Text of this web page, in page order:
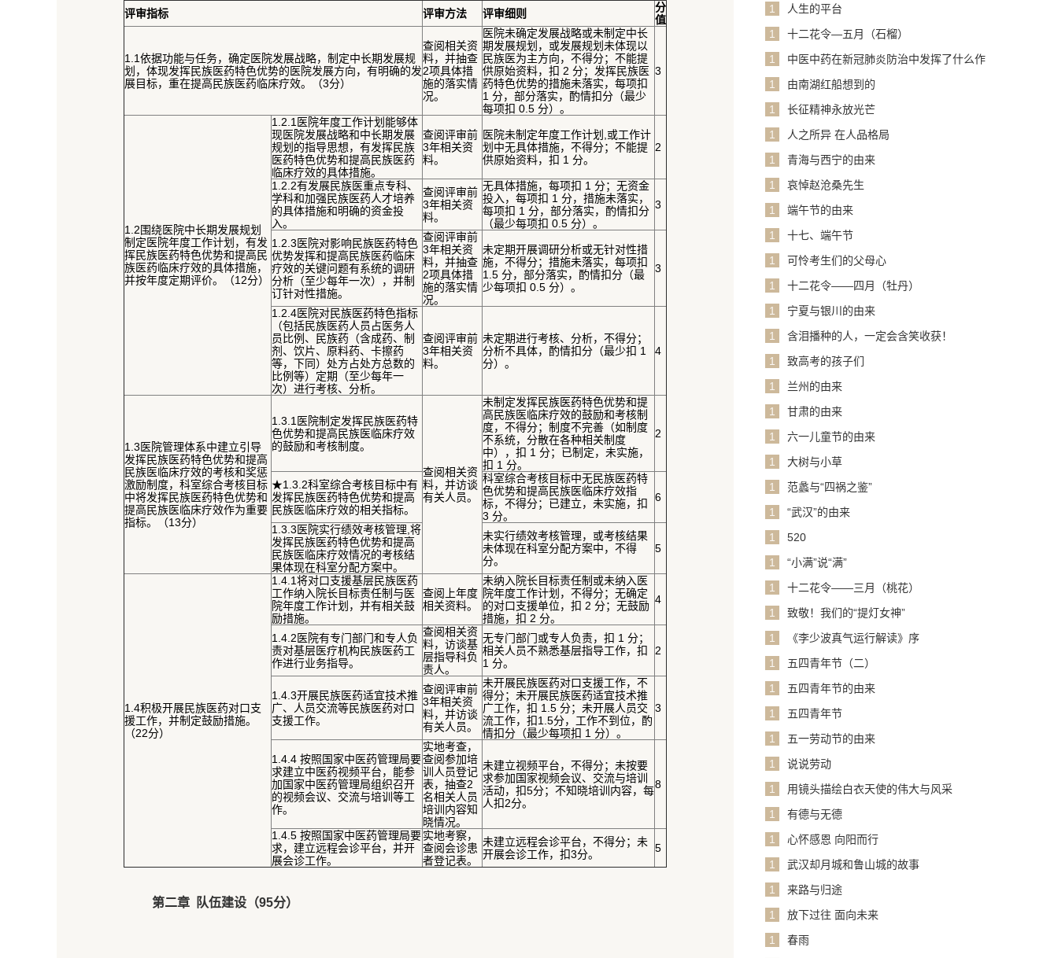
评审指标 评审方法 评审细则
分
值
1.1依据功能与任务，确定医院发展战略，制定中长期发展规
划，体现发挥民族医药特色优势的医院发展方向，有明确的发
展目标，重在提高民族医药临床疗效。（3分）
查阅相关资
料，并抽查
2项具体措
施的落实情
况。
医院未确定发展战略或未制定中长
期发展规划，或发展规划未体现以
民族医为主方向，不得分；不能提
供原始资料，扣 2 分；发挥民族医
药特色优势的措施未落实，每项扣
1 分，部分落实，酌情扣分（最少
每项扣 0.5 分）。
3
1.2围绕医院中长期发展规划
制定医院年度工作计划，有发
挥民族医药特色优势和提高民
族医药临床疗效的具体措施，
并按年度定期评价。（12分）
1.2.1医院年度工作计划能够体
现医院发展战略和中长期发展
规划的指导思想，有发挥民族
医药特色优势和提高民族医药
临床疗效的具体措施。
查阅评审前
3年相关资
料。
医院未制定年度工作计划,或工作计
划中无具体措施，不得分；不能提
供原始资料，扣 1 分。
2
1.2.2有发展民族医重点专科、
学科和加强民族医药人才培养
的具体措施和明确的资金投
入。
查阅评审前
3年相关资
料。
无具体措施，每项扣 1 分；无资金
投入，每项扣 1 分，措施未落实，
每项扣 1 分，部分落实，酌情扣分
（最少每项扣 0.5 分）。
3
1.2.3医院对影响民族医药特色
优势发挥和提高民族医药临床
疗效的关键问题有系统的调研
分析（至少每年一次），并制
订针对性措施。
查阅评审前
3年相关资
料，并抽查
2项具体措
施的落实情
况。
未定期开展调研分析或无针对性措
施，不得分；措施未落实，每项扣
1.5 分，部分落实，酌情扣分（最
少每项扣 0.5 分）。
3
1.2.4医院对民族医药特色指标
（包括民族医药人员占医务人
员比例、民族药（含成药、制
剂、饮片、原料药、卡擦药
等，下同）处方占处方总数的
比例等）定期（至少每年一
次）进行考核、分析。
查阅评审前
3年相关资
料。
未定期进行考核、分析，不得分；
分析不具体，酌情扣分（最少扣 1
分）。
4
1.3医院管理体系中建立引导
发挥民族医药特色优势和提高
民族医临床疗效的考核和奖惩
激励制度，科室综合考核目标
中将发挥民族医药特色优势和
提高民族医临床疗效作为重要
指标。（13分）
1.3.1医院制定发挥民族医药特
色优势和提高民族医临床疗效
的鼓励和考核制度。
查阅相关资
料，并访谈
有关人员。
未制定发挥民族医药特色优势和提
高民族医临床疗效的鼓励和考核制
度，不得分；制度不完善（如制度
不系统，分散在各种相关制度
中），扣 1 分；已制定，未实施，
扣 1 分。
2
★1.3.2科室综合考核目标中有
发挥民族医药特色优势和提高
民族医临床疗效的相关指标。
科室综合考核目标中无民族医药特
色优势和提高民族医临床疗效指
标，不得分；已建立，未实施，扣
3 分。
6
1.3.3医院实行绩效考核管理,将
发挥民族医药特色优势和提高
民族医临床疗效情况的考核结
果体现在科室分配方案中。
未实行绩效考核管理，或考核结果
未体现在科室分配方案中，不得
分。
5
1.4积极开展民族医药对口支
援工作，并制定鼓励措施。
（22分）
1.4.1将对口支援基层民族医药
工作纳入院长目标责任制与医
院年度工作计划，并有相关鼓
励措施。
查阅上年度
相关资料。
未纳入院长目标责任制或未纳入医
院年度工作计划，不得分；无确定
的对口支援单位，扣 2 分；无鼓励
措施，扣 2 分。
4
1.4.2医院有专门部门和专人负
责对基层医疗机构民族医药工
作进行业务指导。
查阅相关资
料，访谈基
层指导科负
责人。
无专门部门或专人负责，扣 1 分；
相关人员不熟悉基层指导工作，扣
1 分。
2
1.4.3开展民族医药适宜技术推
广、人员交流等民族医药对口
支援工作。
查阅评审前
3年相关资
料，并访谈
有关人员。
未开展民族医药对口支援工作，不
得分；未开展民族医药适宜技术推
广工作，扣 1.5 分；未开展人员交
流工作，扣1.5分，工作不到位，酌
情扣分（最少每项扣 1 分）。
3
1.4.4 按照国家中医药管理局要
求建立中医药视频平台，能参
加国家中医药管理局组织召开
的视频会议、交流与培训等工
作。
实地考查，
查阅参加培
训人员登记
表，抽查2
名相关人员
培训内容知
晓情况。
未建立视频平台，不得分；未按要
求参加国家视频会议、交流与培训
活动，扣5分；不知晓培训内容，每
人扣2分。
8
1.4.5 按照国家中医药管理局要
求，建立远程会诊平台，并开
展会诊工作。
实地考察，
查阅会诊患
者登记表。
未建立远程会诊平台，不得分；未
开展会诊工作，扣3分。
5
第二章 队伍建设（95分）
1
人生的平台
1
十二花令—五月（石榴）
1
中医中药在新冠肺炎防治中发挥了什么作
1
由南湖红船想到的
1
长征精神永放光芒
1
人之所异 在人品格局
1
青海与西宁的由来
1
哀悼赵沧桑先生
1
端午节的由来
1
十七、端午节
1
可怜考生们的父母心
1
十二花令——四月（牡丹）
1
宁夏与银川的由来
1
含泪播种的人，一定会含笑收获！
1
致高考的孩子们
1
兰州的由来
1
甘肃的由来
1
六一儿童节的由来
1
大树与小草
1
范蠡与“四祸之鉴”
1
“武汉”的由来
1
520
1
“小满”说“满”
1
十二花令——三月（桃花）
1
致敬！我们的“提灯女神”
1
《李少波真气运行解读》序
1
五四青年节（二）
1
五四青年节的由来
1
五四青年节
1
五一劳动节的由来
1
说说劳动
1
用镜头描绘白衣天使的伟大与风采
1
有德与无德
1
心怀感恩 向阳而行
1
武汉却月城和鲁山城的故事
1
来路与归途
1
放下过往 面向未来
1
春雨